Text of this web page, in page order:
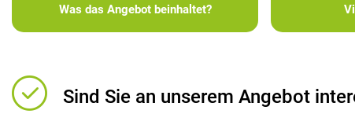
Was das Angebot beinhaltet?
Sind Sie an unserem Angebot